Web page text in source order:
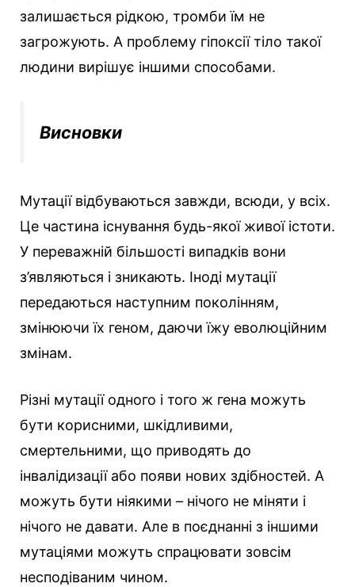
залишається рідкою, тромби їм не
загрожують. А проблему гіпоксії тіло такої
людини вирішує іншими способами.
Висновки
Мутації відбуваються завжди, всюди, у всіх.
Це частина існування будь-якої живої істоти.
У переважній більшості випадків вони
з’являються і зникають. Іноді мутації
передаються наступним поколінням,
змінюючи їх геном, даючи їжу еволюційним
змінам.
Різні мутації одного і того ж гена можуть
бути корисними, шкідливими,
смертельними, що приводять до
інвалідизації або появи нових здібностей. А
можуть бути ніякими – нічого не міняти і
нічого не давати. Але в поєднанні з іншими
мутаціями можуть спрацювати зовсім
несподіваним чином.